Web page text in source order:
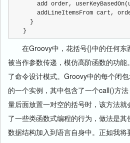
add order,
addLineItemsFrom cart,
  }
}
在Groovy中，花括号{}中的任何东
被当作参数传递，模仿高阶函数的功
了命令设计模式。Groovy中的每个闭
的一个实例，其中包含了一个call()方
量后面放置一对空的括号时，该方法
了一些类函数式编程的行为，做法是
数据结构加入到语言自身中。正如我